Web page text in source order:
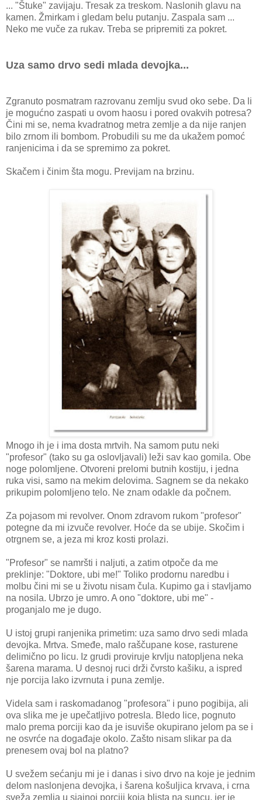
... "Štuke" zavijaju. Tresak za treskom. Naslonih glavu na
kamen. Žmirkam i gledam belu putanju. Zaspala sam ...
Neko me vuče za rukav. Treba se pripremiti za pokret.
Uza samo drvo sedi mlada devojka...
Zgranuto posmatram razrovanu zemlju svud oko sebe. Da li
je mogućno zaspati u ovom haosu i pored ovakvih potresa?
Čini mi se, nema kvadratnog metra zemlje a da nije ranjen
bilo zrnom ili bombom. Probudili su me da ukažem pomoć
ranjenicima i da se spremimo za pokret.
Skačem i činim šta mogu. Previjam na brzinu.
Mnogo ih je i ima dosta mrtvih. Na samom putu neki
"profesor" (tako su ga oslovljavali) leži sav kao gomila. Obe
noge polomljene. Otvoreni prelomi butnih kostiju, i jedna
ruka visi, samo na mekim delovima. Sagnem se da nekako
prikupim polomljeno telo. Ne znam odakle da počnem.
Za pojasom mi revolver. Onom zdravom rukom "profesor"
potegne da mi izvuče revolver. Hoće da se ubije. Skočim i
otrgnem se, a jeza mi kroz kosti prolazi.
"Profesor" se namršti i naljuti, a zatim otpoče da me
preklinje: "Doktore, ubi me!" Toliko prodornu naredbu i
molbu čini mi se u životu nisam čula. Kupimo ga i stavljamo
na nosila. Ubrzo je umro. A ono "doktore, ubi me" -
proganjalo me je dugo.
U istoj grupi ranjenika primetim: uza samo drvo sedi mlada
devojka. Mrtva. Smeđe, malo raščupane kose, rasturene
delimično po licu. Iz grudi proviruje krvlju natopljena neka
šarena marama. U desnoj ruci drži čvrsto kašiku, a ispred
nje porcija lako izvrnuta i puna zemlje.
Videla sam i raskomadanog "profesora" i puno pogibija, ali
ova slika me je upečatljivo potresla. Bledo lice, pognuto
malo prema porciji kao da je isuviše okupirano jelom pa se i
ne osvrće na događaje okolo. Zašto nisam slikar pa da
prenesem ovaj bol na platno?
U svežem sećanju mi je i danas i sivo drvo na koje je jednim
delom naslonjena devojka, i šarena košuljica krvava, i crna
sveža zemlja u sjajnoj porciji koja blista na suncu, jer je